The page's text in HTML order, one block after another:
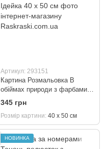
Артикул: 293151
Картина Розмальовка В
обіймах природи з фарбами
металік ©victoria_art___
(KH8509) Ідейка 40 х 50 см
345 грн
Розмір картини 40 х 50 см
НОВИНКА